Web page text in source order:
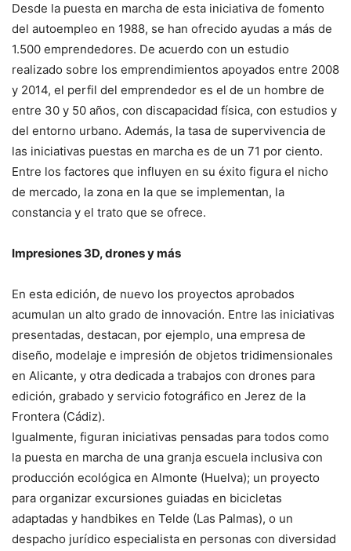
Desde la puesta en marcha de esta iniciativa de fomento
del autoempleo en 1988, se han ofrecido ayudas a más de
1.500 emprendedores. De acuerdo con un estudio
realizado sobre los emprendimientos apoyados entre 2008
y 2014, el perfil del emprendedor es el de un hombre de
entre 30 y 50 años, con discapacidad física, con estudios y
del entorno urbano. Además, la tasa de supervivencia de
las iniciativas puestas en marcha es de un 71 por ciento.
Entre los factores que influyen en su éxito figura el nicho
de mercado, la zona en la que se implementan, la
constancia y el trato que se ofrece.
Impresiones 3D, drones y más
En esta edición, de nuevo los proyectos aprobados
acumulan un alto grado de innovación. Entre las iniciativas
presentadas, destacan, por ejemplo, una empresa de
diseño, modelaje e impresión de objetos tridimensionales
en Alicante, y otra dedicada a trabajos con drones para
edición, grabado y servicio fotográfico en Jerez de la
Frontera (Cádiz).
Igualmente, figuran iniciativas pensadas para todos como
la puesta en marcha de una granja escuela inclusiva con
producción ecológica en Almonte (Huelva); un proyecto
para organizar excursiones guiadas en bicicletas
adaptadas y handbikes en Telde (Las Palmas), o un
despacho jurídico especialista en personas con diversidad